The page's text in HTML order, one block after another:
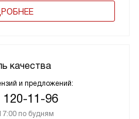
качества
и предложений:
120-11-96
по будням